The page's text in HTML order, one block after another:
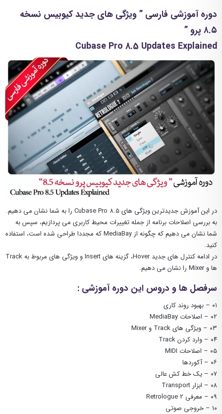
دوره آموزشی فارسی ” ویژگی های جدید کیوبیس نسخه
۸.۵ پرو ”
Cubase Pro 8.5 Updates Explained
در این آموزش جدیدترین ویژگی های Cubase Pro 8.5 را به شما نشان می دهیم.
به بررسی اصلاحات برنامه از جمله تغییرات محیط کاربری می پردازیم، سپس به
شما نشان می دهیم که چگونه از MediaBay که مجددا طراحی شده است، استفاده
کنید.
در ادامه کنترل های جدید Hover، گزینه های Insert و ویژگی های مربوط به Track
ها و Mixer را نشان می دهیم.
سرفصل ها و دروس این دوره آموزشی :
۰۱ – بهبود روند کاری
۰۲ – اصلاحات MediaBay
۰۳ – ویژگی های Track و Mixer
۰۴ – وارد کردن Track
۰۵ – اصلاحات MIDI
۰۶ – آکوردها
۰۷ – یک خط کش عالی
۰۸ – ابزار Transport
۰۹ – معرفی Retrologue 2
۱۰ – خروجی صوتی